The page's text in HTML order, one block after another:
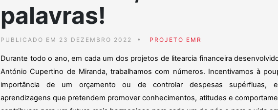
palavras!
PUBLICADO EM 23 DEZEMBRO 2022 PROJETO EMR
Durante todo o ano, em cada um dos projetos de litearcia financeira
António Cupertino de Miranda, trabalhamos com números. Incentivamos à
importância de um orçamento ou de controlar despesas supérfluas,
aprendizagens que pretendem promover conhecimentos, atitudes e